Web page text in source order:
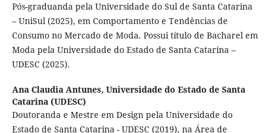
Pós-graduanda pela Universidade do Sul de Santa Catarina
– UniSul (2025), em Comportamento e Tendências de
Consumo no Mercado de Moda. Possui título de Bacharel em
Moda pela Universidade do Estado de Santa Catarina –
UDESC (2025).
Ana Claudia Antunes, Universidade do Estado de Santa
Catarina (UDESC)
Doutoranda e Mestre em Design pela Universidade do
Estado de Santa Catarina - UDESC (2019), na Área de